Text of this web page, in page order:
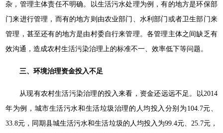
杂，管理主体责任不明确。以生活污水处理为例，有的地方是环保部
门来进行管理，而有的地方则由农业部门、水利部门或者卫生部门来
管理，甚至还有的地方是由村委自行来管理。各管理主体之间缺乏有
效沟通，造成农村生活污染治理上的标准不一、效率低下等问题。
三、环境治理资金投入不足
从现有农村生活污染治理的投入来看，资金还远远不足。以2014
年为例，城市生活污水和生活垃圾治理的人均投入分别为104.7元、
33.8元，同期县城生活污水和生活垃圾的人均投入为99.4元、25.7元，